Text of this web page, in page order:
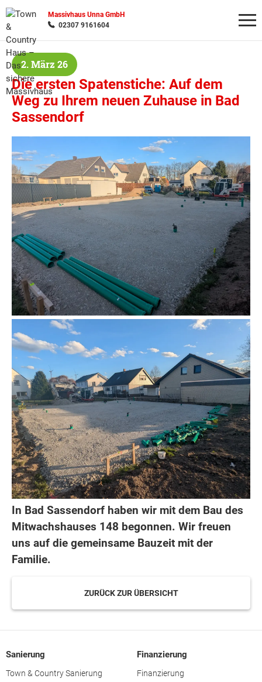
Massivhaus Unna GmbH
02307 9161604
2. März 26
Die ersten Spatenstiche: Auf dem
Weg zu Ihrem neuen Zuhause in Bad
Sassendorf
In Bad Sassendorf haben wir mit dem Bau des
Mitwachshauses 148 begonnen. Wir freuen
uns auf die gemeinsame Bauzeit mit der
Familie.
ZURÜCK ZUR ÜBERSICHT
Sanierung
Town & Country Sanierung
Finanzierung
Finanzierung
Wonach möchten Sie suchen?